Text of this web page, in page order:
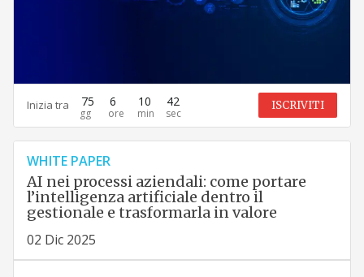
Inizia tra 75 6 10 41 ISCRIVITI
WHITE PAPER
AI nei processi aziendali: come portare
l’intelligenza artificiale dentro il
gestionale e trasformarla in valore
02 Dic 2025